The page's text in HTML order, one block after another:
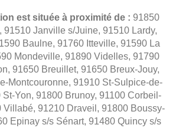
est située à proximité de : 91850
91510 Janville s/Juine, 91510 Lardy,
Baulne, 91760 Itteville, 91590 La
Mondeville, 91890 Videlles, 91790
91650 Breuillet, 91650 Breux-Jouy,
Montcouronne, 91910 St-Sulpice-de-
St-Yon, 91800 Brunoy, 91100 Corbeil-
Villabé, 91210 Draveil, 91800 Boussy-
Epinay s/s Sénart, 91480 Quincy s/s